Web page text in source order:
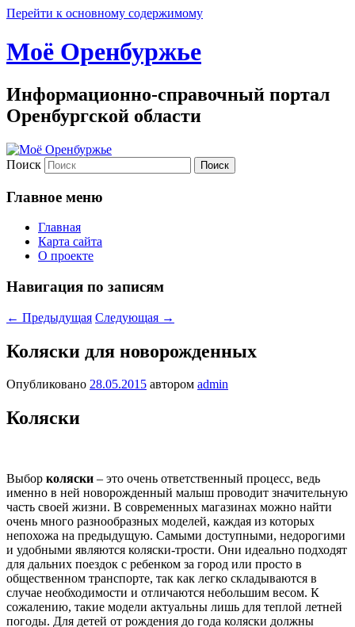
Перейти к основному содержимому
Моё Оренбуржье
Информационно-справочный портал
Оренбургской области
Поиск
Главное меню
Главная
Карта сайта
О проекте
Навигация по записям
← Предыдущая Следующая →
Коляски для новорожденных
Опубликовано 28.05.2015 автором admin
Коляски
Выбор коляски – это очень ответственный процесс, ведь
именно в ней новорожденный малыш проводит значительную
часть своей жизни. В современных магазинах можно найти
очень много разнообразных моделей, каждая из которых
непохожа на предыдущую. Самыми доступными, недорогими
и удобными являются коляски-трости. Они идеально подходят
для дальних поездок с ребенком за город или просто в
общественном транспорте, так как легко складываются в
случае необходимости и отличаются небольшим весом. К
сожалению, такие модели актуальны лишь для теплой летней
погоды. Для детей от рождения до года коляски должны